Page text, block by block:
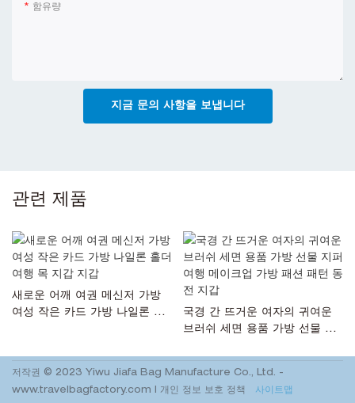
함유량
지금 문의 사항을 보냅니다
관련 제품
새로운 어깨 여권 메신저 가방
여성 작은 카드 가방 나일론 홀
국경 간 뜨거운 여자의 귀여운
브러쉬 세면 용품 가방 선물 지
턴 동전 지갑
저작권 © 2023 Yiwu Jiafa Bag Manufacture Co., Ltd. -
www.travelbagfactory.com
개인 정보 보호 정책 사이트맵